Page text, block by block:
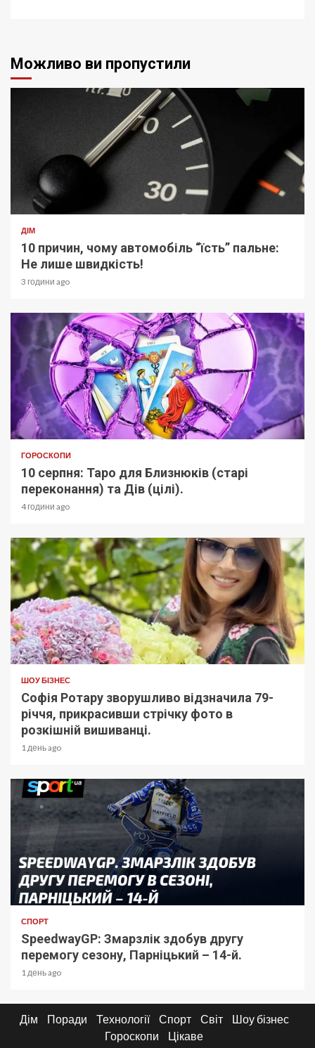
Можливо ви пропустили
ДІМ
10 причин, чому автомобіль “їсть” пальне:
Не лише швидкість!
3 години ago
ГОРОСКОПИ
10 серпня: Таро для Близнюків (старі
переконання) та Дів (цілі).
4 години ago
ШОУ БІЗНЕС
Софія Ротару зворушливо відзначила 79-
річчя, прикрасивши стрічку фото в
розкішній вишиванці.
1 день ago
СПОРТ
SpeedwayGP: Змарзлік здобув другу
перемогу сезону, Парніцький – 14-й.
1 день ago
Дім Поради Технології Спорт Світ
Шоу бізнес
Гороскопи
Цікаве